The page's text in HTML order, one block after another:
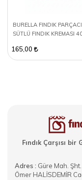
BURELLA FINDIK
SÜTLÜ FINDIK KREMASI
165,00
Fındık Çarşısı
Adres : Güre Mah.
Ömer HALİSDEMİR